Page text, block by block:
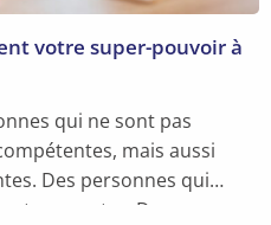
votre super-pouvoir à
qui ne sont pas
mais aussi
Des personnes qui
connecter. Des